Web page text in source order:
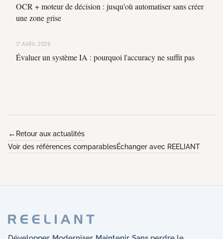
OCR + moteur de décision : jusqu'où automatiser sans créer
une zone grise
17 AVRIL 2026
Évaluer un système IA : pourquoi l'accuracy ne suffit pas
Retour aux actualités
Voir des références comparablesÉchanger avec REELIANT